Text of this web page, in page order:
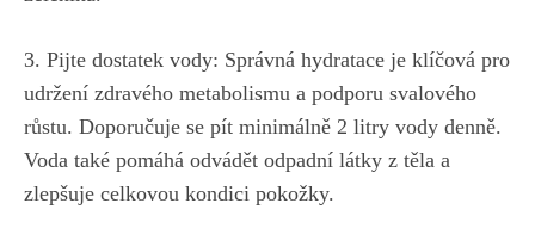
3.‌ Pijte dostatek⁢ vody: Správná‌ hydratace je‍ klíčová pro
udržení‍ zdravého ‌metabolismu ‌a‍ podporu svalového
růstu. ⁣Doporučuje se⁢ pít‌ minimálně 2 litry vody denně.
Voda také pomáhá odvádět‍ odpadní látky z⁤ těla a
zlepšuje ‍celkovou kondici pokožky.